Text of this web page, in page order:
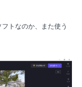
トなのか、また使う